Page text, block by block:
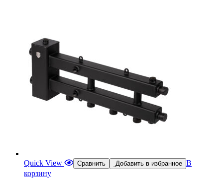
Quick View Сравнить Добавить в избранное В
корзину